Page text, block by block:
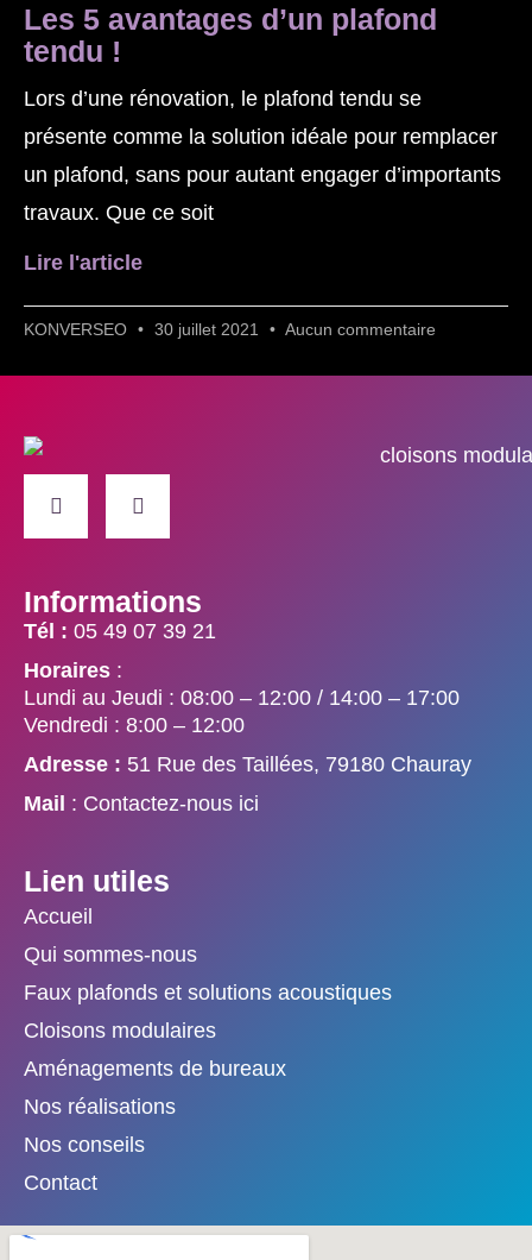
Les 5 avantages d’un plafond
tendu !
Lors d’une rénovation, le plafond tendu se
présente comme la solution idéale pour remplacer
un plafond, sans pour autant engager d’importants
travaux. Que ce soit
Lire l'article
KONVERSEO 30 juillet 2021 Aucun commentaire
Informations
Tél : 05 49 07 39 21
Horaires :
Lundi au Jeudi : 08:00 – 12:00 / 14:00 – 17:00
Vendredi : 8:00 – 12:00
Adresse : 51 Rue des Taillées, 79180 Chauray
Mail : Contactez-nous ici
Lien utiles
Accueil
Qui sommes-nous
Faux plafonds et solutions acoustiques
Cloisons modulaires
Aménagements de bureaux
Nos réalisations
Nos conseils
Contact